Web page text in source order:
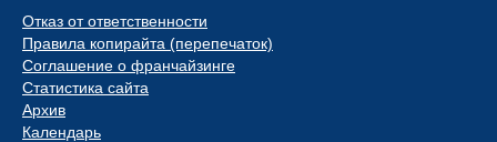
Отказ от ответственности
Правила копирайта (перепечаток)
Соглашение о франчайзинге
Статистика сайта
Архив
Календарь